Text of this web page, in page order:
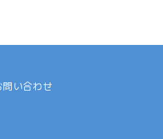
問い合わせ